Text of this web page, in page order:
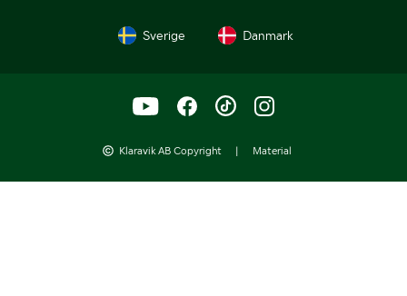
Sverige Danmark
Klaravik AB Copyright | Material